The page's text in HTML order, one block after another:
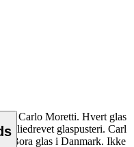
Carlo Moretti. Hvert glas
glaspusteri. Carl
Bora glas i Danmark. Ikke